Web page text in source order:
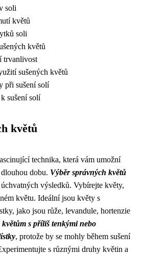
soli
květů
soli
květů
trvanlivost
sušených květů
při sušení solí
sušení solí
květů
technika, která vám umožní
dobu. Výběr správných květů
výsledků. Vybírejte květy,
květu. Ideální jsou květy s
jako jsou růže, levandule, hortenzie
květům s příliš tenkými nebo
, protože by se mohly během sušení
s různými druhy květin a